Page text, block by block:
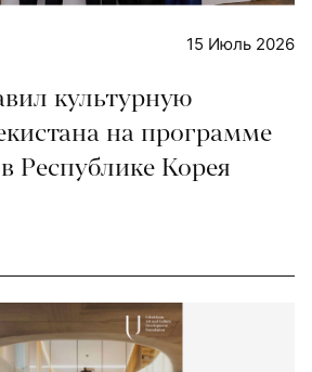
15 Июль 2026
культурную
на программе
Республике Корея